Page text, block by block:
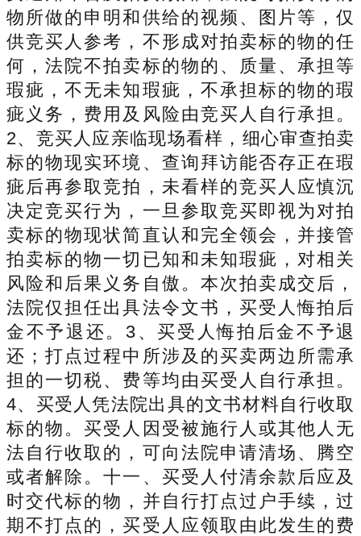
物所做的申明和供给的视频、图片等，仅
供竞买人参考，不形成对拍卖标的物的任
何，法院不拍卖标的物的、质量、承担等
瑕疵，不无未知瑕疵，不承担标的物的瑕
疵义务，费用及风险由竞买人自行承担。
2、竞买人应亲临现场看样，细心审查拍卖
标的物现实环境、查询拜访能否存正在瑕
疵后再参取竞拍，未看样的竞买人应慎沉
决定竞买行为，一旦参取竞买即视为对拍
卖标的物现状简直认和完全领会，并接管
拍卖标的物一切已知和未知瑕疵，对相关
风险和后果义务自傲。本次拍卖成交后，
法院仅担任出具法令文书，买受人悔拍后
金不予退还。3、买受人悔拍后金不予退
还；打点过程中所涉及的买卖两边所需承
担的一切税、费等均由买受人自行承担。
4、买受人凭法院出具的文书材料自行收取
标的物。买受人因受被施行人或其他人无
法自行收取的，可向法院申请清场、腾空
或者解除。十一、买受人付清余款后应及
时交代标的物，并自行打点过户手续，过
期不打点的，买受人应领取由此发生的费